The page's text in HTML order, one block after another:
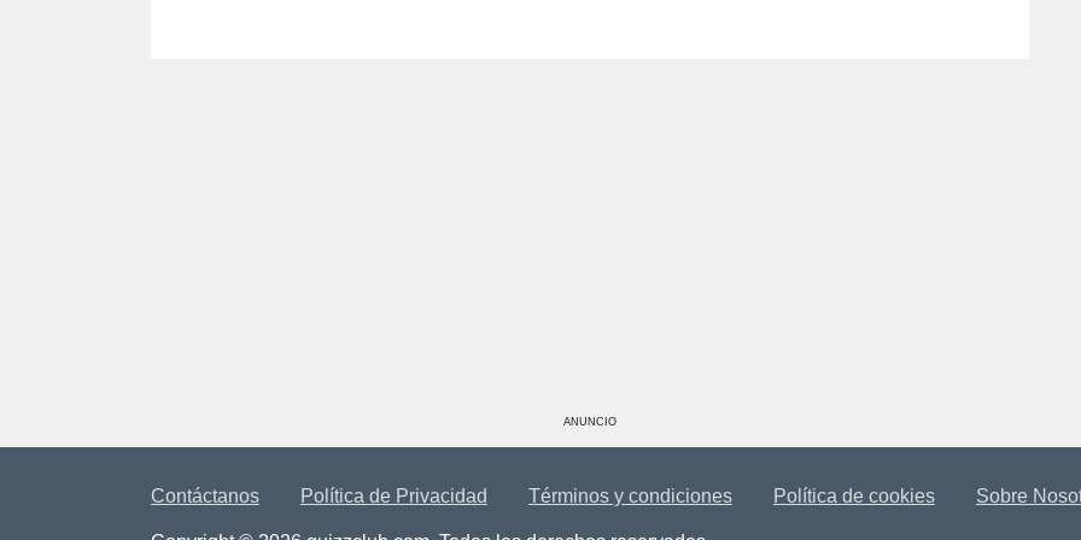
ANUNCIO
Contáctanos Política de Privacidad Términos y condiciones Política de cookies Sobre